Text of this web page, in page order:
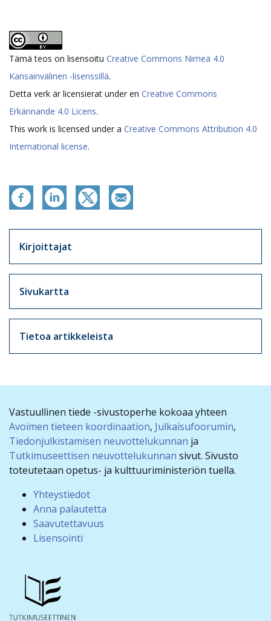
Tämä teos on lisensoitu Creative Commons Nimeä 4.0
Kansainvälinen -lisenssillä.
Detta verk är licensierat under en Creative Commons
Erkännande 4.0 Licens.
This work is licensed under a Creative Commons Attribution 4.0
International license.
Kirjoittajat
Sivukartta
Tietoa artikkeleista
Vastuullinen tiede -sivustoperhe kokoaa yhteen
Avoimen tieteen koordinaation, Julkaisufoorumin,
Tiedonjulkistamisen neuvottelukunnan ja
Tutkimuseettisen neuvottelukunnan sivut. Sivusto
toteutetaan opetus- ja kulttuuriministeriön tuella.
Yhteystiedot
Anna palautetta
Saavutettavuus
Lisensointi